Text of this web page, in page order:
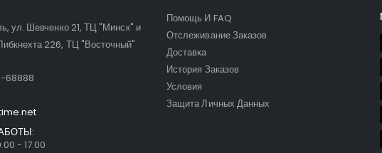
ул. Шевченко 21, ТЦ "Минск" и
226, ТЦ "Восточный"
68888
- 17.00
Помощь И FAQ
Отслеживание Заказов
Доставка
История Заказов
Условия
Защита Личных Данных